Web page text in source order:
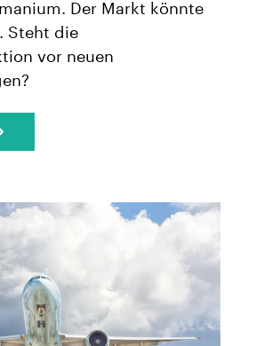
Der Markt könnte
Steht die
vor neuen